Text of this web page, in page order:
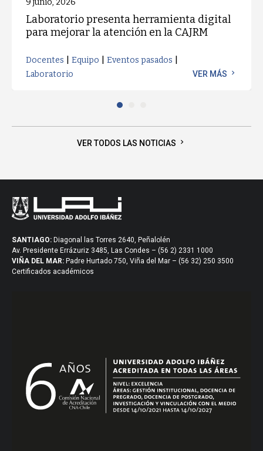
9 junio, 2026
Laboratorio presenta herramienta digital
para mejorar la atención en la CAJRM
Docentes | Equipo | Eventos pasados |
Laboratorio VER MÁS chevron_right
VER TODOS LAS NOTICIAS chevron_right
SANTIAGO: Diagonal las Torres 2640, Peñalolén
Av. Presidente Errázuriz 3485, Las Condes – (56 2) 2331 1000
VIÑA DEL MAR: Padre Hurtado 750, Viña del Mar – (56 32) 250 3500
Certificados académicos